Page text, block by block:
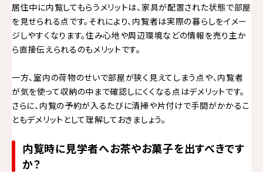
居住中に内覧してもらうメリットは、家具が配置された状態で部屋
を見せられる点です。それにより、内覧者は実際の暮らしをイメー
ジしやすくなります。住み心地や周辺環境などの情報を売り主か
ら直接伝えられるのもメリットです。
一方、室内の荷物のせいで部屋が狭く見えてしまう点や、内覧者
が気を使って収納の中まで確認しにくくなる点はデメリットです。
さらに、内覧の予約が入るたびに清掃や片付けで手間がかかるこ
ともデメリットとして理解しておきましょう。
内覧時に見学者へお茶やお菓子を出すべきです
か？